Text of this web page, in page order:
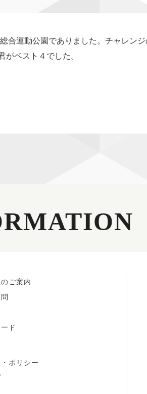
合運動公園でありました。チャレン
がベスト４でした。
ご案内
ド
ポリシー